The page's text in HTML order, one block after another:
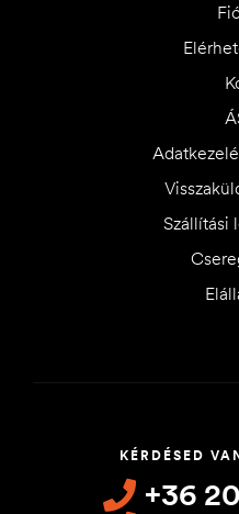
Szállítási
KÉRDÉSED
+36